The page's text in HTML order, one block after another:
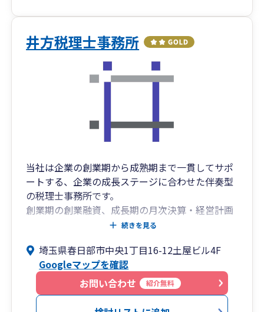
井方税理士事務所
当社は企業の創業期から成熟期まで一貫してサポ
ートする、企業の成長ステージに合わせた伴奏型
の税理士事務所です。
創業期の創業融資、成長期の月次決算・経営計画
作成サポート、成熟期の事業承継サポートまで一
弊社では毎決算期終了後に、社長への通信簿をお
渡ししています。経営にとって最重要課題である
資金繰り財務・利益構成をすべて数値で可視化
し、どこに手を打てば利益が出るのか、どのよう
続きを見る
埼玉県春日部市中央1丁目16-12土屋ビル4F
Googleマップを確認
お問い合わせ
紹介無料